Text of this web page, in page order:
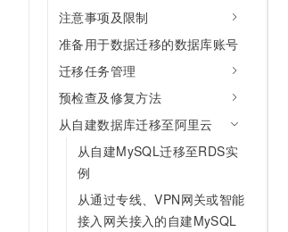
注意事项及限制
准备用于数据迁移的数据库账号
迁移任务管理
预检查及修复方法
从自建数据库迁移至阿里云
从自建MySQL迁移至RDS实
例
从通过专线、VPN网关或智能
接入网关接入的自建MySQL